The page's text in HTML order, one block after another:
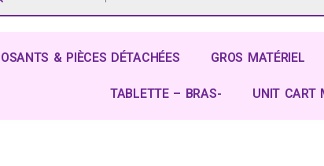
& PIÈCES DÉTACHÉES GROS MATÉRIEL
TABLETTE – BRAS- UNIT CART